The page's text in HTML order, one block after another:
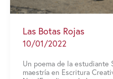
Las Botas Rojas
10/01/2022
Un poema de la estudiante
maestría en Escritura